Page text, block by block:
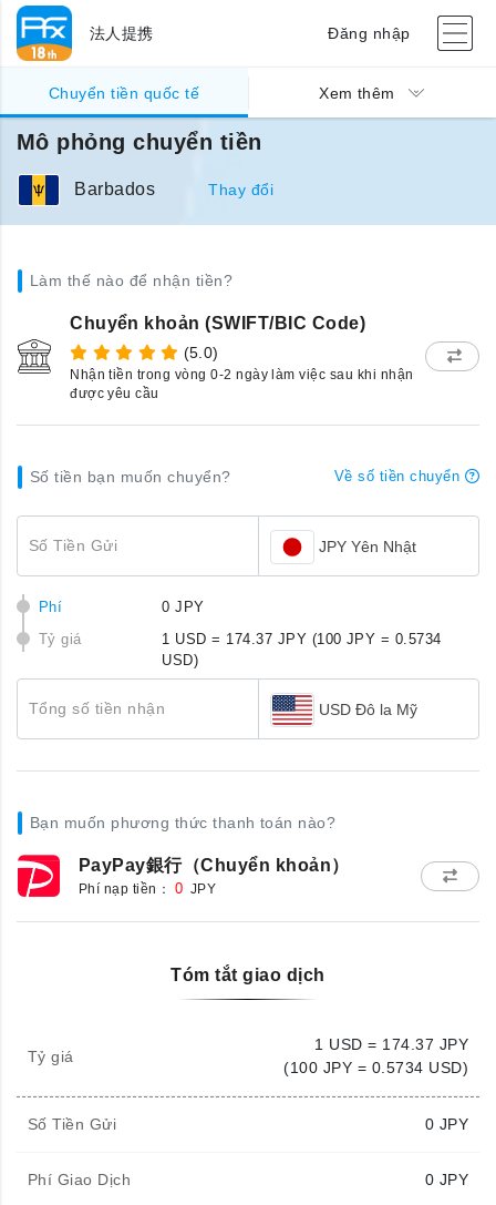
法人提携 Đăng nhập
Chuyển tiền quốc tế Xem thêm
Mô phỏng chuyển tiền
Barbados Thay đổi
Làm thế nào để nhận tiền?
Chuyển khoản (SWIFT/BIC Code)
(5.0)
Nhận tiền trong vòng 0-2 ngày làm việc sau khi nhận
được yêu cầu
Số tiền bạn muốn chuyển? Về số tiền chuyển
Số Tiền Gửi JPY Yên Nhật
Phí
0 JPY
Tỷ giá
1 USD = 174.37 JPY (100 JPY = 0.5734
USD)
Tổng số tiền nhận USD Đô la Mỹ
Bạn muốn phương thức thanh toán nào?
PayPay銀行（Chuyển khoản）
Phí nạp tiền： 0 JPY
Tóm tắt giao dịch
Tỷ giá
1 USD = 174.37 JPY
(100 JPY = 0.5734 USD)
Số Tiền Gửi 0 JPY
Phí Giao Dịch 0 JPY